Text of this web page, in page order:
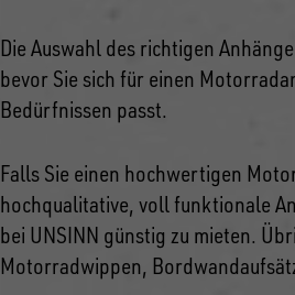
Die Auswahl des richtigen
bevor Sie sich für einen
Bedürfnissen passt.
Falls Sie einen hochwertigen
hochqualitative, voll funktionale
bei UNSINN günstig zu mieten.
Motorradwippen,